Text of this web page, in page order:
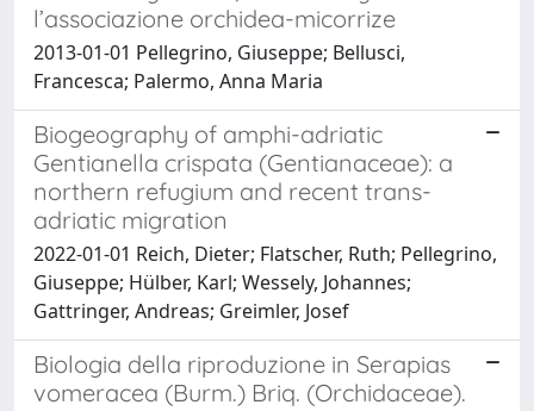
l’associazione orchidea-micorrize
2013-01-01 Pellegrino, Giuseppe; Bellusci,
Francesca; Palermo, Anna Maria
Biogeography of amphi-adriatic
Gentianella crispata (Gentianaceae): a
northern refugium and recent trans-
adriatic migration
2022-01-01 Reich, Dieter; Flatscher, Ruth; Pellegrino,
Giuseppe; Hülber, Karl; Wessely, Johannes;
Gattringer, Andreas; Greimler, Josef
Biologia della riproduzione in Serapias
vomeracea (Burm.) Briq. (Orchidaceae).